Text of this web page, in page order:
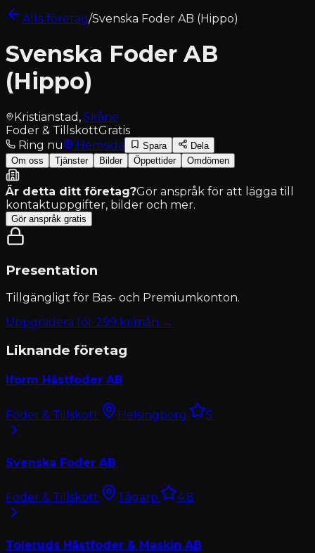
Alla företag/Svenska Foder AB (Hippo)
Svenska Foder AB
(Hippo)
Kristianstad , Skåne
Foder & TillskottGratis
Ring nu
Hemsida Spara
Dela
Om oss
Tjänster Bilder Öppettider Omdömen
Är detta ditt företag?Gör anspråk för att lägga till
kontaktuppgifter, bilder och mer.
Gör anspråk gratis
Presentation
Tillgängligt för Bas- och Premiumkonton.
Uppgradera för 299 kr/mån →
Liknande företag
Iform Hästfoder AB
Foder & Tillskott· Helsingborg· 5
Svenska Foder AB
Foder & Tillskott· Tågarp· 4.8
Toleruds Hästfoder & Maskin AB